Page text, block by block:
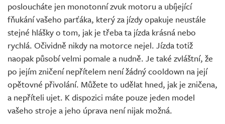
posloucháte jen monotonní zvuk motoru a ubíjející
fňukání vašeho parťáka, který za jízdy opakuje neustále
stejné hlášky o tom, jak je třeba ta jízda krásná nebo
rychlá. Očividně nikdy na motorce nejel. Jízda totiž
naopak působí velmi pomale a nudně. Je také zvláštní, že
po jejím zničení nepřítelem není žádný cooldown na její
opětovné přivolání. Můžete to udělat hned, jak je zničena,
a nepříteli ujet. K dispozici máte pouze jeden model
vašeho stroje a jeho úprava není nijak možná.